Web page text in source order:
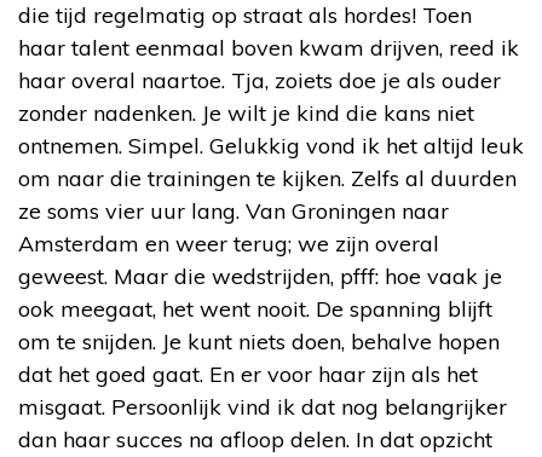
die tijd regelmatig op straat als hordes! Toen
haar talent eenmaal boven kwam drijven, reed ik
haar overal naartoe. Tja, zoiets doe je als ouder
zonder nadenken. Je wilt je kind die kans niet
ontnemen. Simpel. Gelukkig vond ik het altijd leuk
om naar die trainingen te kijken. Zelfs al duurden
ze soms vier uur lang. Van Groningen naar
Amsterdam en weer terug; we zijn overal
geweest. Maar die wedstrijden, pfff: hoe vaak je
ook meegaat, het went nooit. De spanning blijft
om te snijden. Je kunt niets doen, behalve hopen
dat het goed gaat. En er voor haar zijn als het
misgaat. Persoonlijk vind ik dat nog belangrijker
dan haar succes na afloop delen. In dat opzicht